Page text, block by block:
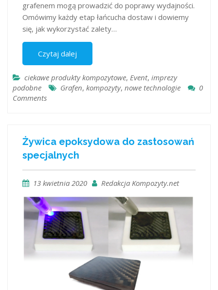
grafenem mogą prowadzić do poprawy wydajności.
Omówimy każdy etap łańcucha dostaw i dowiemy
się, jak wykorzystać zalety…
Czytaj dalej
ciekawe produkty kompozytowe, Event, imprezy
podobne
Grafen, kompozyty, nowe technologie
0
Comments
Żywica epoksydowa do zastosowań
specjalnych
13 kwietnia 2020 Redakcja Kompozyty.net